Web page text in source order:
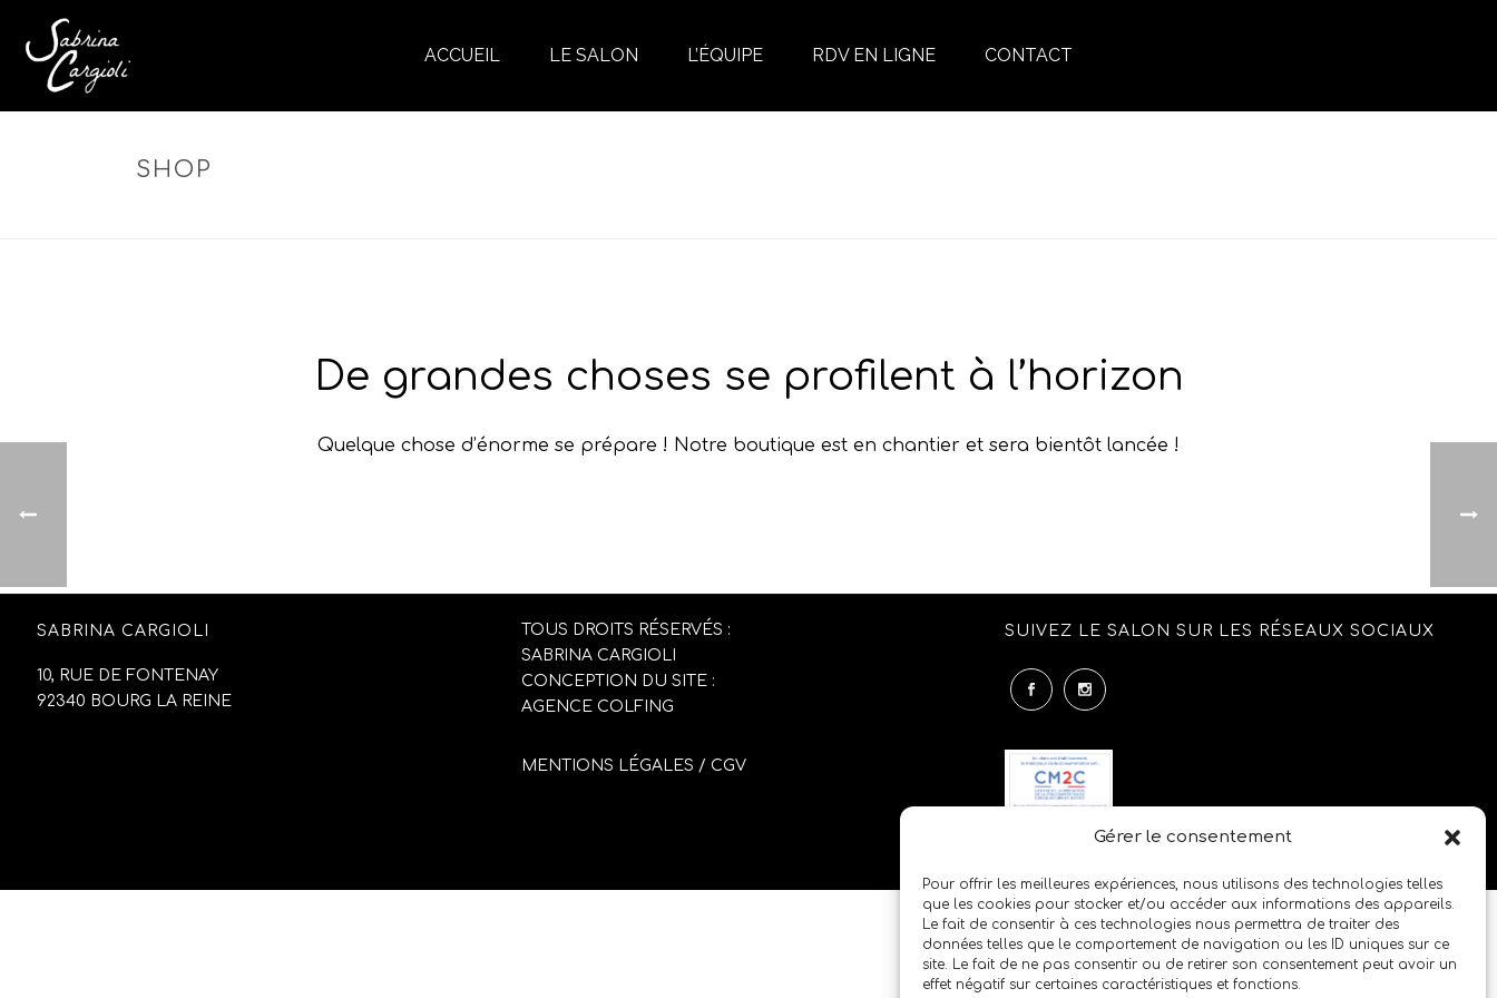
Gérer le consentement
Pour offrir les meilleures expériences, nous utilisons des technologies telles
que les cookies pour stocker et/ou accéder aux informations des appareils.
Le fait de consentir à ces technologies nous permettra de traiter des
données telles que le comportement de navigation ou les ID uniques sur ce
site. Le fait de ne pas consentir ou de retirer son consentement peut avoir un
effet négatif sur certaines caractéristiques et fonctions.
ACCUEIL LE SALON L’ÉQUIPE RDV EN LIGNE CONTACT
SHOP
De grandes choses se profilent à l’horizon
Quelque chose d’énorme se prépare ! Notre boutique est en chantier et sera bientôt lancée !
SABRINA CARGIOLI
10, RUE DE FONTENAY
92340 BOURG LA REINE
TOUS DROITS RÉSERVÉS :
SABRINA CARGIOLI
CONCEPTION DU SITE :
AGENCE COLFING
MENTIONS LÉGALES / CGV
SUIVEZ LE SALON SUR LES RÉSEAUX SOCIAUX